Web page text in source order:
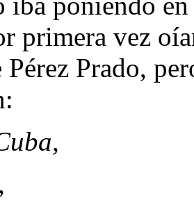
primera vez
Pérez Prado,